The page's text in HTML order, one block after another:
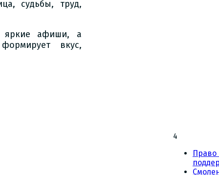
судьбы, труд,
яркие афиши, а
вкус,
4
Право